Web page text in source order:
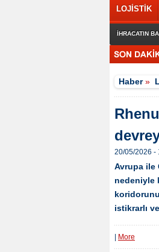
LOJİSTİK
İHRACATIN
Haber»
20/05/2026 -
Avrupa ile
nedeniyle
istikrarlı
More